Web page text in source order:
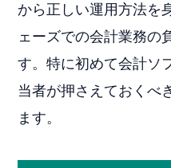
から正しい運用方法を
ェーズでの会計業務の
す。特に初めて会計ソ
当者が押さえておくべ
ます。